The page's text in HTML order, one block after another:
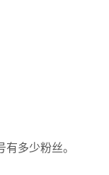
多少粉丝。